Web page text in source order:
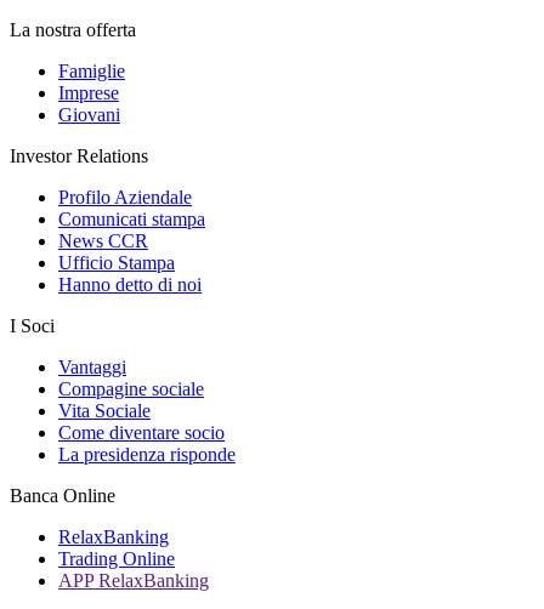
La nostra offerta
Famiglie
Imprese
Giovani
Investor Relations
Profilo Aziendale
Comunicati stampa
News CCR
Ufficio Stampa
Hanno detto di noi
I Soci
Vantaggi
Compagine sociale
Vita Sociale
Come diventare socio
La presidenza risponde
Banca Online
RelaxBanking
Trading Online
APP RelaxBanking